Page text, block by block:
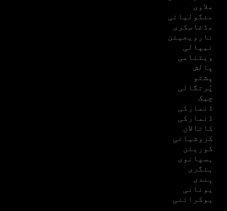
ملاوی
منگولیائی
مڈغاسکری
نارویجیئن
نیپالی
ویتنامی
پالش
پشتو
پُرتگالی
چیک
ڈنمارکی
ڈنمارکی
کاتالان
کروشیائی
کوریئن
ہسپانوی
ہنگری
ہِندی
یونانی
یوکرائنی